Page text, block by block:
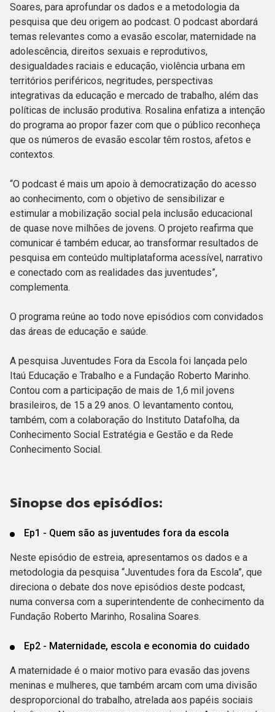
Soares, para aprofundar os dados e a metodologia da
pesquisa que deu origem ao podcast. O podcast abordará
temas relevantes como a evasão escolar, maternidade na
adolescência, direitos sexuais e reprodutivos,
desigualdades raciais e educação, violência urbana em
territórios periféricos, negritudes, perspectivas
integrativas da educação e mercado de trabalho, além das
políticas de inclusão produtiva. Rosalina enfatiza a intenção
do programa ao propor fazer com que o público reconheça
que os números de evasão escolar têm rostos, afetos e
contextos.
“O podcast é mais um apoio à democratização do acesso
ao conhecimento, com o objetivo de sensibilizar e
estimular a mobilização social pela inclusão educacional
de quase nove milhões de jovens. O projeto reafirma que
comunicar é também educar, ao transformar resultados de
pesquisa em conteúdo multiplataforma acessível, narrativo
e conectado com as realidades das juventudes”,
complementa.
O programa reúne ao todo nove episódios com convidados
das áreas de educação e saúde.
A pesquisa Juventudes Fora da Escola foi lançada pelo
Itaú Educação e Trabalho e a Fundação Roberto Marinho.
Contou com a participação de mais de 1,6 mil jovens
brasileiros, de 15 a 29 anos. O levantamento contou,
também, com a colaboração do Instituto Datafolha, da
Conhecimento Social Estratégia e Gestão e da Rede
Conhecimento Social.
Sinopse dos episódios:
Ep1 - Quem são as juventudes fora da escola
Neste episódio de estreia, apresentamos os dados e a
metodologia da pesquisa “Juventudes fora da Escola”, que
direciona o debate dos nove episódios deste podcast,
numa conversa com a superintendente de conhecimento da
Fundação Roberto Marinho, Rosalina Soares.
Ep2 - Maternidade, escola e economia do cuidado
A maternidade é o maior motivo para evasão das jovens
meninas e mulheres, que também arcam com uma divisão
desproporcional do trabalho, atrelada aos papéis sociais